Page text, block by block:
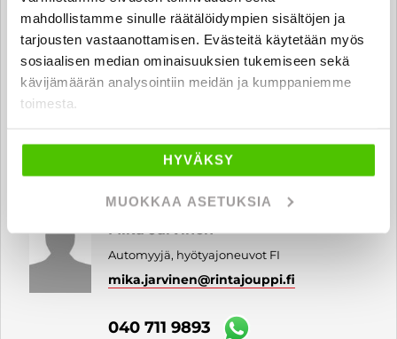
mahdollistamme sinulle räätälöidympien sisältöjen ja
tarjousten vastaanottamisen. Evästeitä käytetään myös
sosiaalisen median ominaisuuksien tukemiseen sekä
kävijämäärän analysointiin meidän ja kumppaniemme
toimesta.
HYVÄKSY
MUOKKAA ASETUKSIA
Jari Ranta
Automyyjä, hyötyajoneuvot FI
040 712 0509
Mika Järvinen
Automyyjä, hyötyajoneuvot FI
mika.jarvinen@rintajouppi.fi
040 711 9893